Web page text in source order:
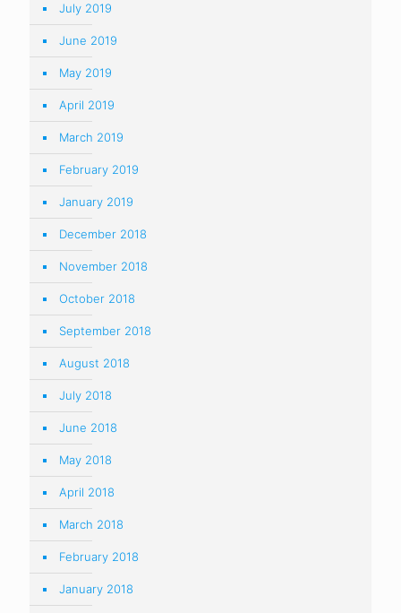
July 2019
June 2019
May 2019
April 2019
March 2019
February 2019
January 2019
December 2018
November 2018
October 2018
September 2018
August 2018
July 2018
June 2018
May 2018
April 2018
March 2018
February 2018
January 2018